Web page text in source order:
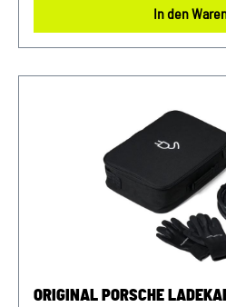
In den
ORIGINAL PORSCHE